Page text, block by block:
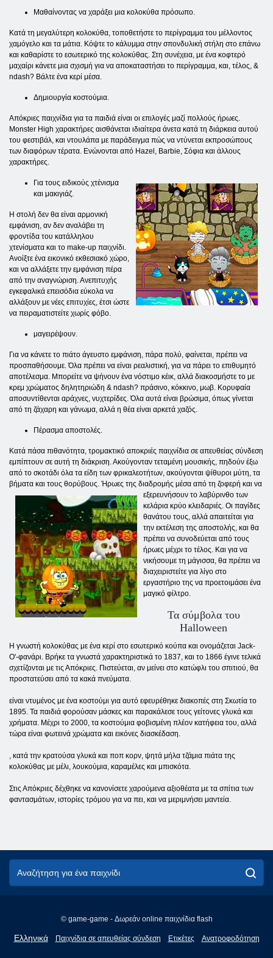
Μαθαίνοντας να χαράξει μια κολοκύθα πρόσωπο.
Κατά τη μεγαλύτερη κολοκύθα, τοποθετήστε το περίγραμμα του μέλλοντος
χαμόγελο και τα μάτια. Κόψτε το κάλυμμα στην σπονδυλική στήλη στο επάνω
και καθαρίστε το εσωτερικό της κολοκύθας. Στη συνέχεια, με ένα κοφτερό
μαχαίρι κάνετε μια σχισμή για να αποκαταστήσει το περίγραμμα, και, τέλος, &
ndash? Βάλτε ένα κερί μέσα.
Δημιουργία κοστούμια.
Απόκριες παιχνίδια για τα παιδιά είναι οι επιλογές μαζί πολλούς ήρωες.
Monster High χαρακτήρες αισθάνεται ιδιαίτερα άνετα κατά τη διάρκεια αυτού
του φεστιβάλ, και ντουλάπα με παράδειγμα πώς να ντύνεται εκπροσώπους
των διαφόρων τέρατα. Ενώνονται από Hazel, Barbie, Σόφια και άλλους
χαρακτήρες.
Για τους ειδικούς χτένισμα
και μακιγιάζ.
Η στολή δεν θα είναι αρμονική
εμφάνιση, αν δεν αναλάβει τη
φροντίδα του κατάλληλου
χτενίσματα και το make-up παιχνίδι.
Ανοίξτε ένα εικονικό εκθεσιακό χώρο,
και να αλλάξετε την εμφάνιση πέρα ​​
από την αναγνώριση. Ανεπιτυχής
εγκεφαλικά επεισόδια εύκολα να
αλλάξουν με νέες επιτυχίες, έτσι ώστε
να πειραματιστείτε χωρίς φόβο.
μαγειρέψουν.
Για να κάνετε το πιάτο άγευστο εμφάνιση, πάρα πολύ, φαίνεται, πρέπει να
προσπαθήσουμε. Όλα πρέπει να είναι ρεαλιστική, για να πάρει το επιθυμητό
αποτέλεσμα. Μπορείτε να ψήνουν ένα νόστιμο κέικ, αλλά διακοσμήστε το με
κρεμ χρώματος δηλητηριώδη & ndash? πράσινο, κόκκινο, μωβ. Κορυφαία
αποσυντίθενται αράχνες, νυχτερίδες. Όλα αυτά είναι βρώσιμα, όπως γίνεται
από τη ζάχαρη και γάνωμα, αλλά η θέα είναι αρκετά χαζός.
Πέρασμα αποστολές.
Κατά πάσα πιθανότητα, τρομακτικό αποκριές παιχνίδια σε απευθείας σύνδεση
εμπίπτουν σε αυτή τη διάκριση. Ακούγονταν τεταμένη μουσικής, πηδούν έξω
από το σκοτάδι όλα τα είδη των φρικαλεοτήτων, ακούγονται ψίθυροι μύτη, τα
βήματα και τους θορύβους. Ήρωες της διαδρομής μέσα από τη ζοφερή και να
εξερευνήσουν το λαβύρινθο των
κελάρια κρύο κλειδαριές. Οι παγίδες
θανάτου τους, αλλά απαιτείται για
την εκτέλεση της αποστολής, και θα
πρέπει να συνοδεύεται από τους
ήρωες μέχρι το τέλος. Και για να
νικήσουμε τη μάγισσα, θα πρέπει να
διαχειριστείτε για λίγο στο
εργαστήριο της να προετοιμάσει ένα
μαγικό φίλτρο.
Τα σύμβολα του
Halloween
Η γνωστή κολοκύθας με ένα κερί στο εσωτερικό κούπα και ονομάζεται Jack-
O'-φανάρι. Βρήκε τα γνωστά χαρακτηριστικά το 1837, και το 1866 έγινε τελικά
σχετίζονται με τις Απόκριες. Πιστεύεται, αν μείνει στο κατώφλι του σπιτιού, θα
προστατεύσει από τα κακά πνεύματα.
είναι ντυμένος με ένα κοστούμι για αυτό εφευρέθηκε διακοπές στη Σκωτία το
1895. Τα παιδιά φορούσαν μάσκες και παρακάλεσε τους γείτονες γλυκά και
χρήματα. Μέχρι το 2000, τα κοστούμια φοβισμένη πλέον κατήφεια του, αλλά
τώρα είναι φωτεινά χρώματα και εικόνες διασκέδαση.
, κατά την κρατούσα γλυκά και ποπ κορν, ψητά μήλα τζάμια πιάτα της
κολοκύθας με μέλι, λουκούμια, καραμέλες και μπισκότα.
Στις Απόκριες δέχθηκε να κανονίσετε χαρούμενα αξιοθέατα με τα σπίτια των
φαντασμάτων, ιστορίες τρόμου για να πει, και να μεριμνήσει μαντεία.
© game-game - Δωρεάν online παιχνίδια flash
Ελληνικά
English
Παιχνίδια σε απευθείας σύνδεση Ετικέτες Ανατροφοδότηση